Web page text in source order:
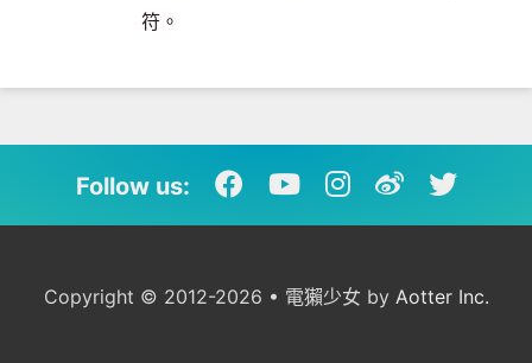
符。
Follow us:
Copyright © 2012-2026 • 電獺少女 by Aotter Inc.